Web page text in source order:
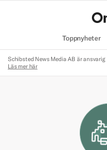
Toppnyheter
Schibsted News Media AB är
Läs mer här